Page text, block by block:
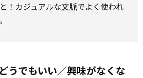
！カジュアルな文脈でよく使われ
うでもいい／興味がなくな